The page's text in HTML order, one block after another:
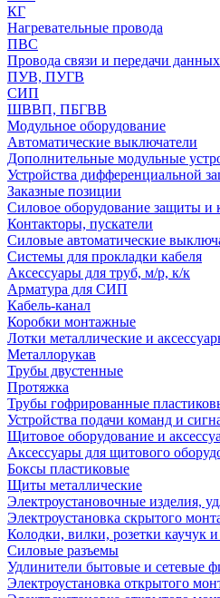
КГ
Нагревательные провода
ПВС
Провода связи и передачи
ПУВ, ПУГВ
СИП
ШВВП, ПБГВВ
Модульное оборудование
Автоматические выключатели
Дополнительные модульные
Устройства дифференциальной
Заказные позиции
Силовое оборудование защиты и
Контакторы, пускатели
Силовые автоматические
Системы для прокладки кабеля
Аксессуары для труб, м/р, к/к
Арматура для СИП
Кабель-канал
Коробки монтажные
Лотки металлические и
Металлорукав
Трубы двустенные
Протяжка
Трубы гофрированные
Устройства подачи команд и
Щитовое оборудование и
Аксессуары для щитового
Боксы пластиковые
Щиты металлические
Электроустановочные изделия,
Электроустановка скрытого
Колодки, вилки, розетки каучук
Силовые разъемы
Удлинители бытовые и сетевые
Электроустановка открытого